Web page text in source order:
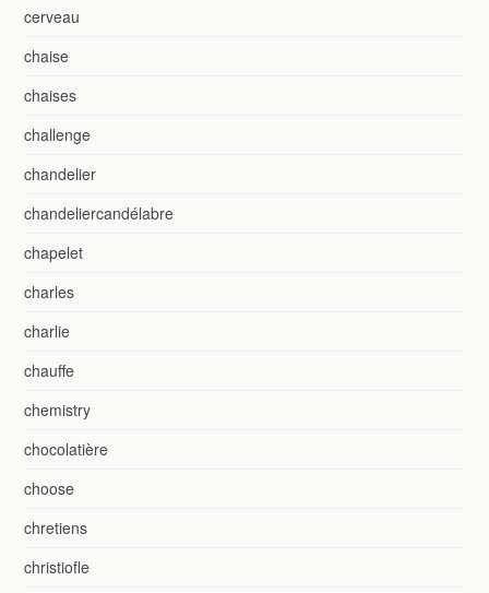
cerveau
chaise
chaises
challenge
chandelier
chandeliercandélabre
chapelet
charles
charlie
chauffe
chemistry
chocolatière
choose
chretiens
christiofle